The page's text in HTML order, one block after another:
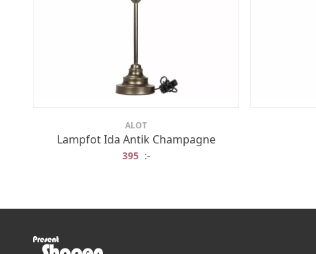
ALOT
Lampfot Ida Antik Champagne
395 :-